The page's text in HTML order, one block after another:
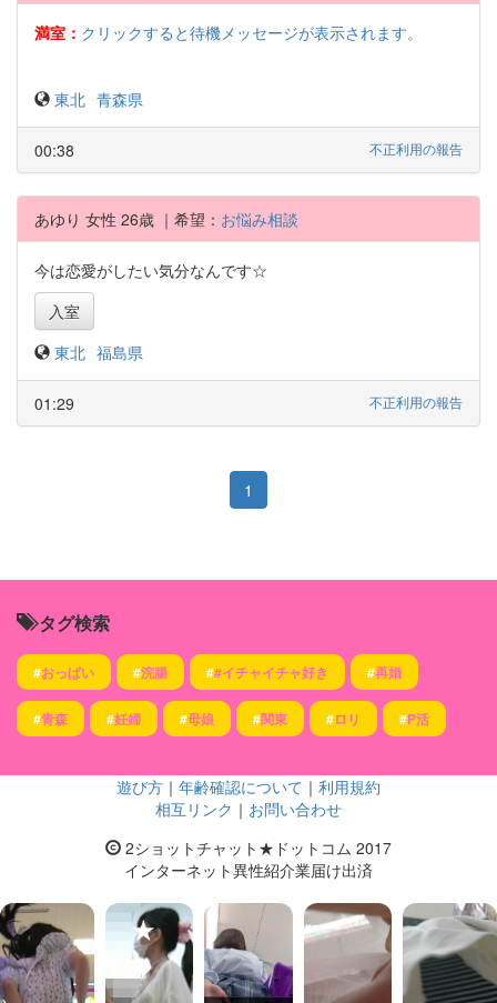
満室： クリックすると待機メッセージが表示されます。
東北 青森県
00:38 不正利用の報告
あゆり 女性 26歳 ｜希望： お悩み相談
今は恋愛がしたい気分なんです☆
入室
東北 福島県
01:29 不正利用の報告
1
タグ検索
#おっぱい #浣腸 ##イチャイチャ好き #再婚
#青森 #妊婦 #母娘 #関東 #ロリ #P活
遊び方 ｜ 年齢確認について ｜ 利用規約
相互リンク ｜ お問い合わせ
2ショットチャット★ドットコム 2017
インターネット異性紹介業届け出済